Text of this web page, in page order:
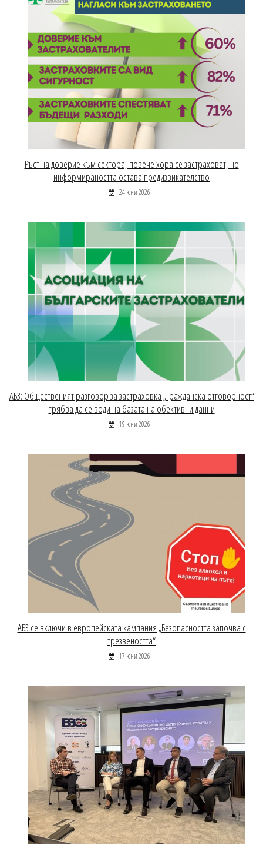
Ръст на доверие към сектора, повече хора се застраховат, но
информираността остава предизвикателство
24 юни 2026
АБЗ: Общественият разговор за застраховка „Гражданска отговорност“
трябва да се води на базата на обективни данни
19 юни 2026
АБЗ се включи в европейската кампания „Безопасността започва с
трезвеността“
17 юни 2026